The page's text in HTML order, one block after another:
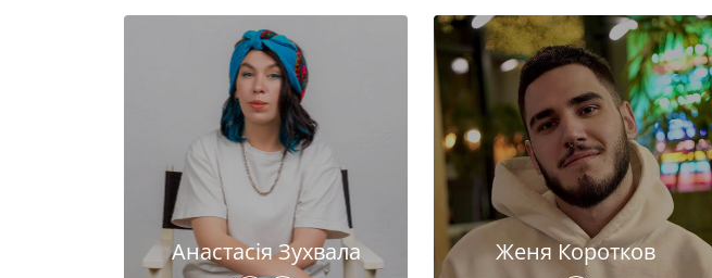
Анастасія Зухвала Женя Коротков